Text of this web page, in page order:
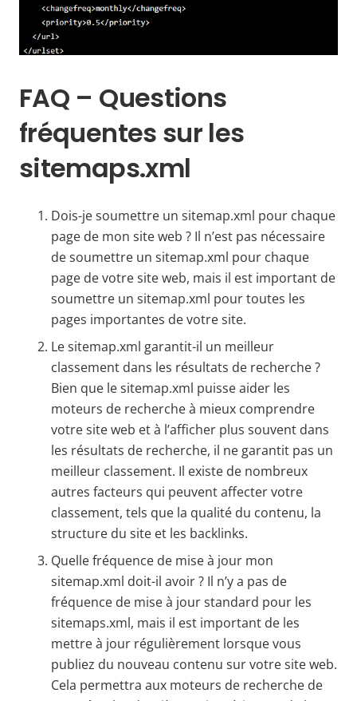
FAQ – Questions
fréquentes sur les
sitemaps.xml
Dois-je soumettre un sitemap.xml pour chaque
page de mon site web ? Il n’est pas nécessaire
de soumettre un sitemap.xml pour chaque
page de votre site web, mais il est important de
soumettre un sitemap.xml pour toutes les
pages importantes de votre site.
Le sitemap.xml garantit-il un meilleur
classement dans les résultats de recherche ?
Bien que le sitemap.xml puisse aider les
moteurs de recherche à mieux comprendre
votre site web et à l’afficher plus souvent dans
les résultats de recherche, il ne garantit pas un
meilleur classement. Il existe de nombreux
autres facteurs qui peuvent affecter votre
classement, tels que la qualité du contenu, la
structure du site et les backlinks.
Quelle fréquence de mise à jour mon
sitemap.xml doit-il avoir ? Il n’y a pas de
fréquence de mise à jour standard pour les
sitemaps.xml, mais il est important de les
mettre à jour régulièrement lorsque vous
publiez du nouveau contenu sur votre site web.
Cela permettra aux moteurs de recherche de